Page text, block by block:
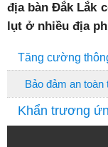
địa bàn Đắk Lắk
lụt ở nhiều địa
Tăng cường
Bảo đảm an
Khẩn trương